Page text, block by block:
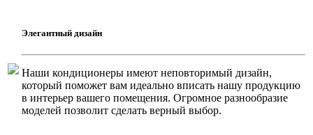
Элегантный дизайн
Наши кондиционеры имеют неповторимый дизайн,
который поможет вам идеально вписать нашу продукцию
в интерьер вашего помещения. Огромное разнообразие
моделей позволит сделать верный выбор.